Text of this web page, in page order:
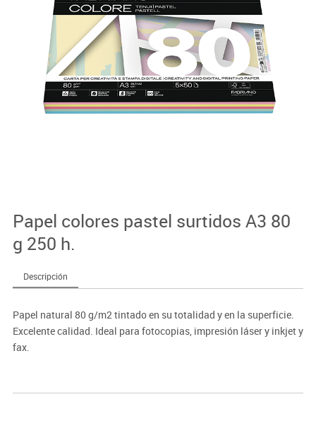
Papel colores pastel surtidos A3 80
g 250 h.
Descripción
Papel natural 80 g/m2 tintado en su totalidad y en la superficie.
Excelente calidad. Ideal para fotocopias, impresión láser y inkjet y
fax.